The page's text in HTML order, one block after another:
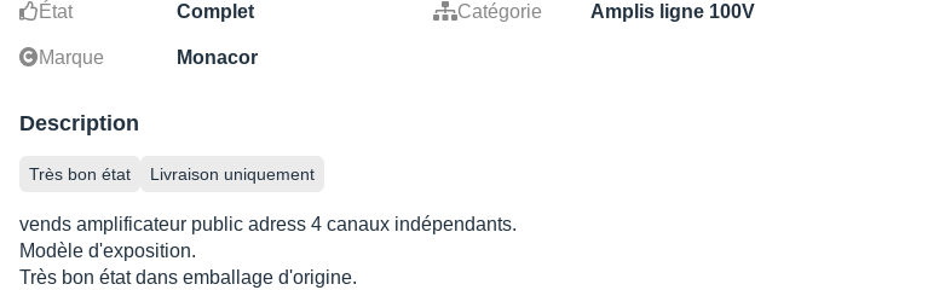
État Complet Catégorie Amplis ligne 100V
Marque Monacor
Description
Très bon état Livraison uniquement
vends amplificateur public adress 4 canaux indépendants.
Modèle d'exposition.
Très bon état dans emballage d'origine.